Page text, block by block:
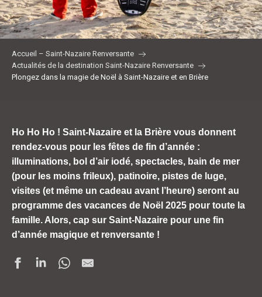
Accueil – Saint-Nazaire Renversante
Actualités de la destination Saint-Nazaire Renversante
Plongez dans la magie de Noël à Saint-Nazaire et en Brière
Ho Ho Ho ! Saint-Nazaire et la Brière vous donnent
rendez-vous pour les fêtes de fin d’année :
illuminations, bol d’air iodé, spectacles, bain de mer
(pour les moins frileux), patinoire, pistes de luge,
visites (et même un cadeau avant l’heure) seront au
programme des vacances de Noël 2025 pour toute la
famille. Alors, cap sur Saint-Nazaire pour une fin
d’année magique et renversante !